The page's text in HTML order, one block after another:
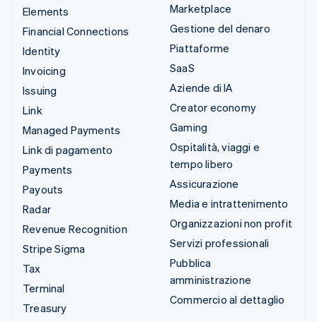
Elements
Financial Connections
Identity
Invoicing
Issuing
Link
Managed Payments
Link di pagamento
Payments
Payouts
Radar
Revenue Recognition
Stripe Sigma
Tax
Terminal
Treasury
Marketplace
Gestione del denaro
Piattaforme
SaaS
Aziende di IA
Creator economy
Gaming
Ospitalità, viaggi e
tempo libero
Assicurazione
Media e intrattenimento
Organizzazioni non profit
Servizi professionali
Pubblica
amministrazione
Commercio al dettaglio